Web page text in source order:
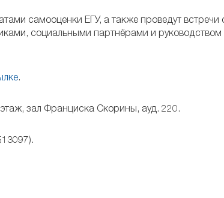
самооценки ЕГУ, а также проведут встречи
социальными партнёрами и руководством
.
зал Франциска Скорины, ауд. 220.